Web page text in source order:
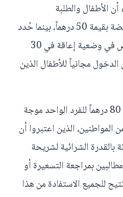
الأطفال والطلبة
سيستفيدون من تذكرة مخفضة بقيمة 50 درهماً، بينما حُدد
ثمن الولوج بالنسبة للأشخاص في وضعية إعاقة في 30
مجانياً للأطفال الذين
في المقابل، أثار تحديد سعر 80 درهماً للفرد الواحد موجة
الذين اعتبروا أن
بالقدرة الشرائية لشريحة
بمراجعة التسعيرة أو
للجميع الاستفادة من هذا